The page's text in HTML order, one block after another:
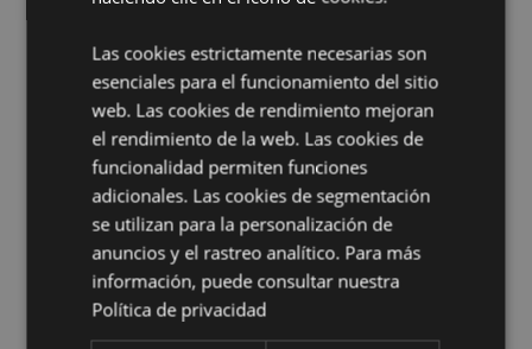
de Puckator?
Encuentra todo lo que necesitas saber
en laguía de compra del cliente.
Características del Producto
Información
Altura 6-9cm Ancho 6-8cm Profundidad
5055071750373
192
0.050000
Las cookies estrictamente necesarias son
esenciales para el funcionamiento del sitio
web. Las cookies de rendimiento mejoran
el rendimiento de la web. Las cookies de
funcionalidad permiten funciones
adicionales. Las cookies de segmentación
se utilizan para la personalización de
anuncios y el rastreo analítico. Para más
información, puede consultar nuestra
Política de privacidad